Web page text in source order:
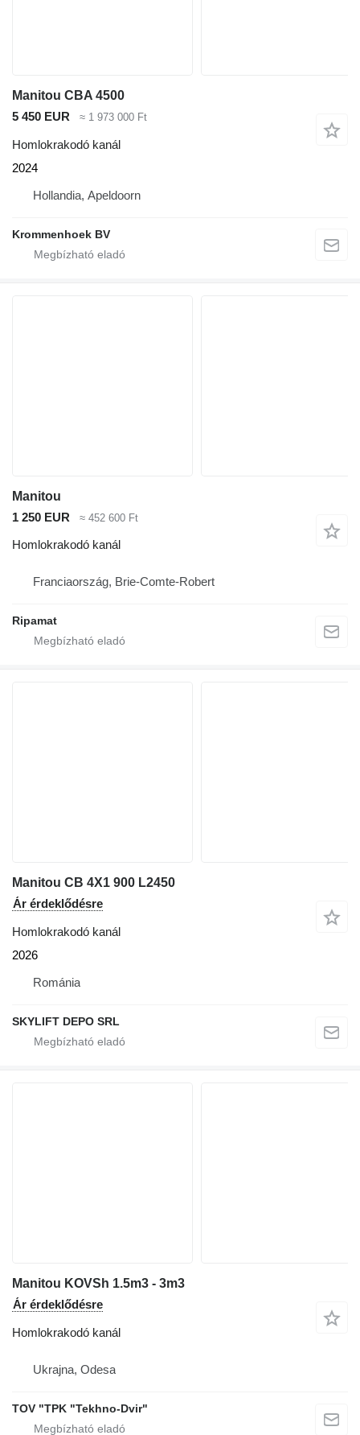
Manitou CBA 4500
5 450 EUR
≈ 1 973 000 Ft
Homlokrakodó kanál
2024
Hollandia, Apeldoorn
Krommenhoek BV
Manitou
1 250 EUR
≈ 452 600 Ft
Homlokrakodó kanál
Franciaország, Brie-Comte-Robert
Ripamat
Manitou CB 4X1 900 L2450
Ár érdeklődésre
Homlokrakodó kanál
2026
Románia
SKYLIFT DEPO SRL
Manitou KOVSh 1.5m3 - 3m3
Ár érdeklődésre
Homlokrakodó kanál
Ukrajna, Odesa
TOV "TPK "Tekhno-Dvir"